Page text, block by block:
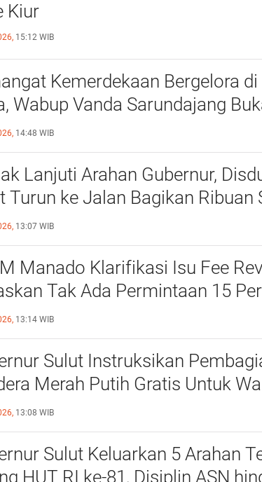
Kiur
15:12 WIB
Kemerdekaan Bergelora
Wabup Vanda Sarundajang
dan Ajak Warga Perkuat
14:48 WIB
Lanjuti Arahan Gubernur,
Turun ke Jalan Bagikan Ribuan
Putih kepada Masyarakat
13:07 WIB
Manado Klarifikasi Isu Fee
Tak Ada Permintaan 15
Kepsek Murni Sesuai
13:14 WIB
Sulut Instruksikan
Merah Putih Gratis Untuk
Mampu, Semangat
Semua
13:08 WIB
Sulut Keluarkan 5 Arahan
HUT RI ke-81, Disiplin ASN